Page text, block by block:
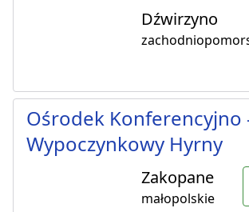
Dźwirzyno
Ośrodek Konferencyjno
Wypoczynkowy Hyrny
Zakopane
małopolskie